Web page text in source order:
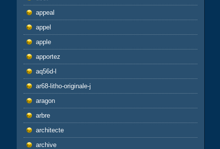
appeal
appel
apple
apportez
aq56d-l
ar68-litho-originale-j
aragon
arbre
architecte
archive